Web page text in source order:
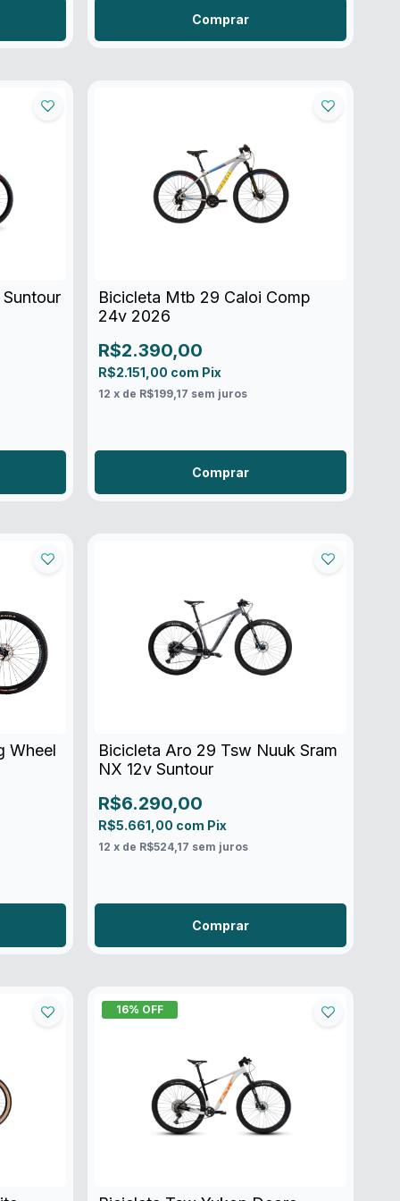
Comprar
Bicicleta Mtb 29 Caloi Comp
24v 2026
R$2.390,00
R$2.151,00 com Pix
12 x de R$199,17 sem juros
Comprar
Wheel
Bicicleta Aro 29 Tsw Nuuk Sram
NX 12v Suntour
R$6.290,00
R$5.661,00 com Pix
12 x de R$524,17 sem juros
Comprar
16% OFF